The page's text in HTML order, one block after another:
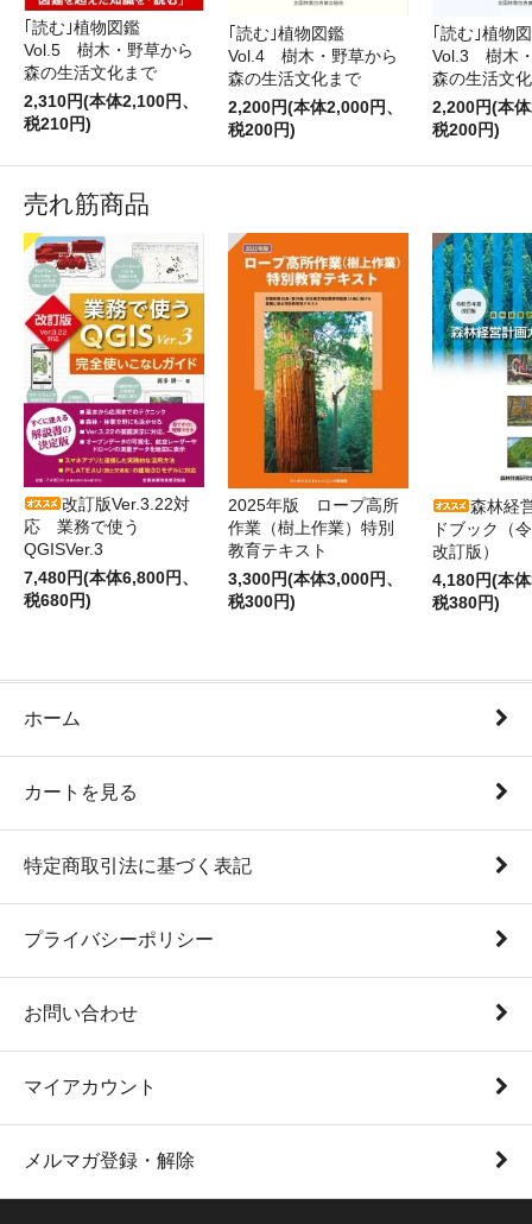
｢読む｣植物図鑑
Vol.5 樹木・野草から
森の生活文化まで
2,310円(本体2,100円、
税210円)
｢読む｣植物図鑑
Vol.4 樹木・野草から
森の生活文化まで
2,200円(本体2,000円、
税200円)
｢読む｣植物
Vol.3 樹木
森の生活文
2,200円(本
税200円)
売れ筋商品
改訂版Ver.3.22対
応 業務で使う
QGISVer.3
7,480円(本体6,800円、
税680円)
2025年版 ロープ高所
作業（樹上作業）特別
教育テキスト
3,300円(本体3,000円、
税300円)
森林経
ドブック（
改訂版）
4,180円(本
税380円)
ホーム
カートを見る
特定商取引法に基づく表記
プライバシーポリシー
お問い合わせ
マイアカウント
メルマガ登録・解除